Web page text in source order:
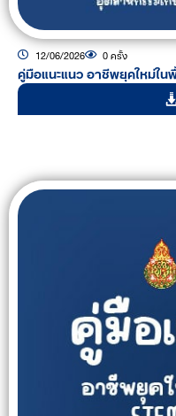
12/06/2026 0 ครั้ง
คู่มือแนะแนว อาชีพยุคใหม่ใน